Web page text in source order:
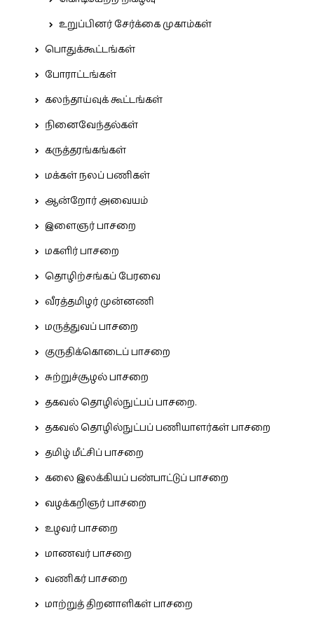
உறுப்பினர் சேர்க்கை முகாம்கள்
பொதுக்கூட்டங்கள்
போராட்டங்கள்
கலந்தாய்வுக் கூட்டங்கள்
நினைவேந்தல்கள்
கருத்தரங்கங்கள்
மக்கள் நலப் பணிகள்
ஆன்றோர் அவையம்
இளைஞர் பாசறை
மகளிர் பாசறை
தொழிற்சங்கப் பேரவை
வீரத்தமிழர் முன்னணி
மருத்துவப் பாசறை
குருதிக்கொடைப் பாசறை
சுற்றுச்சூழல் பாசறை
தகவல் தொழில்நுட்பப் பாசறை.
தகவல் தொழில்நுட்பப் பணியாளர்கள் பாசறை
தமிழ் மீட்சிப் பாசறை
கலை இலக்கியப் பண்பாட்டுப் பாசறை
வழக்கறிஞர் பாசறை
உழவர் பாசறை
மாணவர் பாசறை
வணிகர் பாசறை
மாற்றுத் திறனாளிகள் பாசறை